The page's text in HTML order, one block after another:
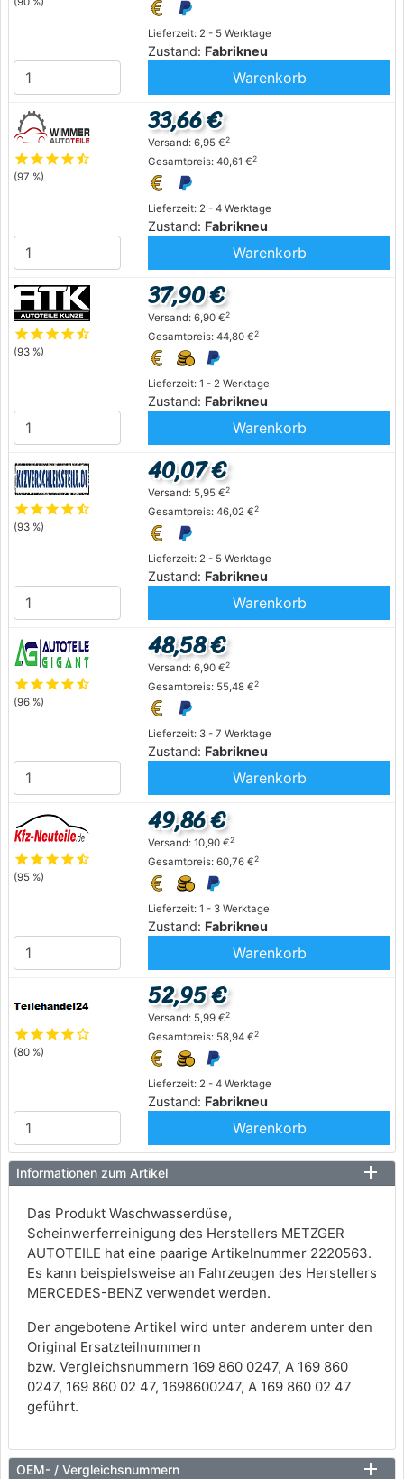
Lieferzeit: 2 - 5 Werktage
Zustand: Fabrikneu
Warenkorb
starstarstarstarstar_half
(97 %)
Lieferzeit: 2 - 4 Werktage
Zustand: Fabrikneu
33,66 €
Versand: 6,95 €2
Gesamtpreis: 40,61 €2
Warenkorb
starstarstarstarstar_half
(93 %)
Lieferzeit: 1 - 2 Werktage
Zustand: Fabrikneu
37,90 €
Versand: 6,90 €2
Gesamtpreis: 44,80 €2
Warenkorb
starstarstarstarstar_half
(93 %)
Lieferzeit: 2 - 5 Werktage
Zustand: Fabrikneu
40,07 €
Versand: 5,95 €2
Gesamtpreis: 46,02 €2
Warenkorb
starstarstarstarstar_half
(96 %)
Lieferzeit: 3 - 7 Werktage
Zustand: Fabrikneu
48,58 €
Versand: 6,90 €2
Gesamtpreis: 55,48 €2
Warenkorb
starstarstarstarstar_half
(95 %)
Lieferzeit: 1 - 3 Werktage
Zustand: Fabrikneu
49,86 €
Versand: 10,90 €2
Gesamtpreis: 60,76 €2
Warenkorb
starstarstarstarstar_outline
(80 %)
Lieferzeit: 2 - 4 Werktage
Zustand: Fabrikneu
52,95 €
Versand: 5,99 €2
Gesamtpreis: 58,94 €2
Warenkorb
Informationen zum Artikel
Das Produkt Waschwasserdüse,
Scheinwerferreinigung des Herstellers METZGER
AUTOTEILE hat eine paarige Artikelnummer 2220563.
Es kann beispielsweise an Fahrzeugen des Herstellers
MERCEDES-BENZ verwendet werden.
Der angebotene Artikel wird unter anderem unter den
Original Ersatzteilnummern
bzw. Vergleichsnummern 169 860 0247, A 169 860
0247, 169 860 02 47, 1698600247, A 169 860 02 47
geführt.
OEM- / Vergleichsnummern